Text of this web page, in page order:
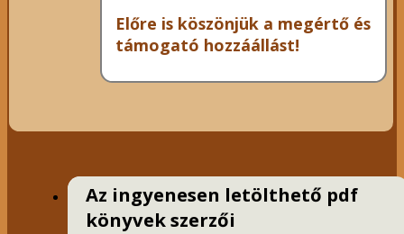
Előre is köszönjük a megértő és
támogató hozzáállást!
Az ingyenesen letölthető pdf
könyvek szerzői